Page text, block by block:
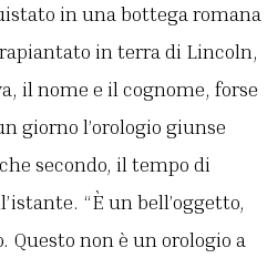
in una bottega romana
in terra di Lincoln,
il nome e il cognome, forse
giorno l’orologio giunse
secondo, il tempo di
“È un bell’oggetto,
Questo non è un orologio a